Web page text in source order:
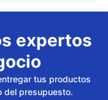
expertos
tus productos
del presupuesto.